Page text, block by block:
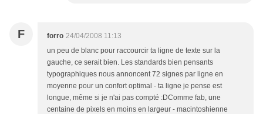
F forro 24/04/2008 11:13
un peu de blanc pour raccourcir ta ligne de texte sur la
gauche, ce serait bien. Les standards bien pensants
typographiques nous annoncent 72 signes par ligne en
moyenne pour un confort optimal - ta ligne je pense est
longue, même si je n'ai pas compté :DComme fab, une
centaine de pixels en moins en largeur - macintoshienne